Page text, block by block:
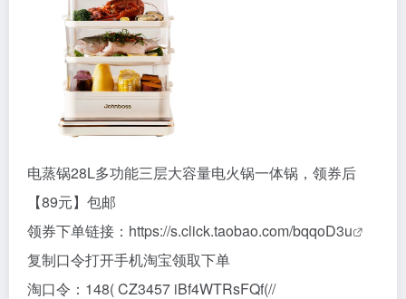
电蒸锅28L多功能三层大容量电火锅一体锅，领券后
【89元】包邮
领券下单链接： https://s.click.taobao.com/bqqoD3u
复制口令打开手机淘宝领取下单
淘口令：148( CZ3457 iBf4WTRsFQf(//